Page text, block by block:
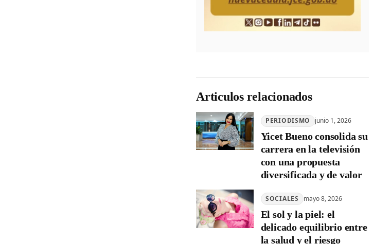
Articulos relacionados
PERIODISMO junio 1, 2026
Yicet Bueno consolida su
carrera en la televisión
con una propuesta
diversificada y de valor
SOCIALES mayo 8, 2026
El sol y la piel: el
delicado equilibrio entre
la salud y el riesgo